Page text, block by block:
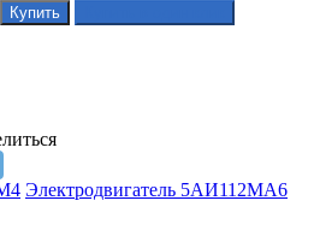
Электродвигатель 5АИ112МА6